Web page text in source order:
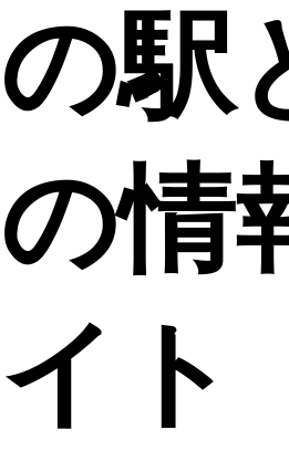
の駅
の情
イト